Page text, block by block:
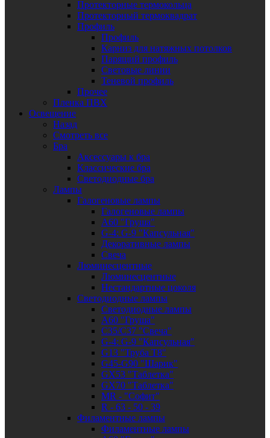
Протекторные термокольца
Протекторный термоквадрат
Профиль
Профиль
Карниз для натяжных потолков
Парящий профиль
Световые линии
Теневой профиль
Прочее
Пленка ПВХ
Освещение
Назад
Смотреть все
Бра
Аксессуары к бра
Классические бра
Светодиодные бра
Лампы
Галогеновые лампы
Галогеновые лампы
A60 "Груша"
G-4: G-9 "Капсульная"
Декоративные лампы
Свеча
Люминесцентные
Люминесцентные
Нестандартные цоколя
Светодиодные лампы
Светодиодные лампы
A60 "Груша"
C35/C37 "Свеча"
G-4: G-9 "Капсульная"
G13 "Труба Т8"
G45-G90 "Шарик"
GX53 "Таблетка"
GX70 "Таблетка"
MR - "Софит"
R - 63 - 50 - 39
Филаментные лампы
Филаментные лампы